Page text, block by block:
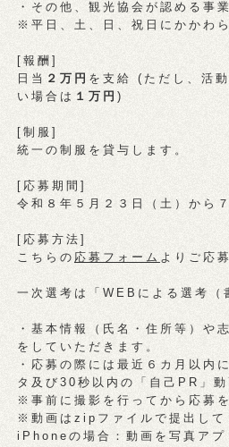
・その他、観光協会が認める事業
※平日、土、日、祝日にかかわ
[報酬]
日当 ２万円 を支給 (ただし、活
い場合は １万円 )
[制服]
統一の制服を貸与します。
[応募期間]
令和８年５月２３日（土）から
[応募方法]
こちらの 応募フォーム よりご応
一次選考は「WEBによる選考（
・基本情報（氏名・住所等）や
をしていただきます。
・応募の際には最近６カ月以内
タ及び30秒以内の「自己PR」動
※事前に撮影を行ってから応募
※動画はzipファイルで提出して
iPhoneの場合：動画を写真アプ